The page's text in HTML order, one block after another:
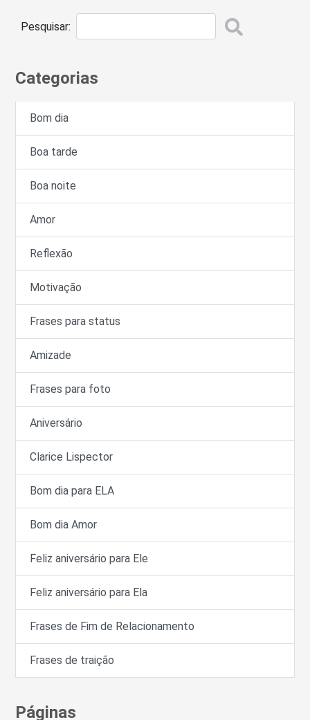
Pesquisar:
Categorias
Bom dia
Boa tarde
Boa noite
Amor
Reflexão
Motivação
Frases para status
Amizade
Frases para foto
Aniversário
Clarice Lispector
Bom dia para ELA
Bom dia Amor
Feliz aniversário para Ele
Feliz aniversário para Ela
Frases de Fim de Relacionamento
Frases de traição
Páginas